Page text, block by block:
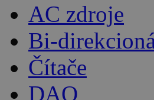
AC zdroje
Bi-
Čítače
DAQ